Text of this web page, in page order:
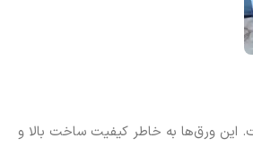
این ورق‌ها به خاطر کیفیت ساخت بالا و